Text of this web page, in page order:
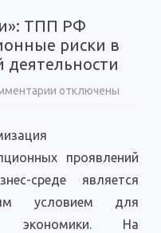
ТПП РФ
риски в
деятельности
к
РФ
представила
коррупционные
риски
в
деятельности
отключены
проявлений
среде является
условием для
экономики. На